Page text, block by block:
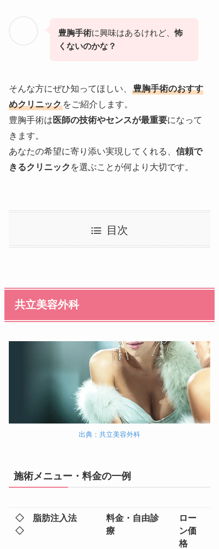
豊胸手術に興味はあるけれど、怖
くないのかな？
そんな方にぜひ知ってほしい、 豊胸手術のおすす
めクリニックをご紹介します。
豊胸手術は 医師の技術やセンスが最重要になって
きます。
あなたの希望に寄り添い実現してくれる、 信頼で
きるクリニック を選ぶことが何より大切です。
目次
共立美容外科
出典：共立美容外科
施術メニュー・料金の一例
◇ 脂肪注入法
◇
料金・自由診
療
ロー
ン価
格